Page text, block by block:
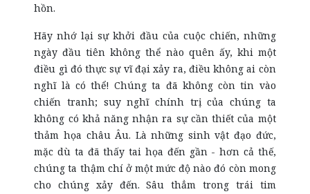
hồn.
Hãy nhớ lại sự khởi đầu của cuộc chiến, những
ngày đầu tiên không thể nào quên ấy, khi một
điều gì đó thực sự vĩ đại xảy ra, điều không ai còn
nghĩ là có thể! Chúng ta đã không còn tin vào
chiến tranh; suy nghĩ chính trị của chúng ta
không có khả năng nhận ra sự cần thiết của một
thảm họa châu Âu. Là những sinh vật đạo đức,
mặc dù ta đã thấy tai họa đến gần - hơn cả thế,
chúng ta thậm chí ở một mức độ nào đó còn mong
cho chúng xảy đến. Sâu thẳm trong trái tim